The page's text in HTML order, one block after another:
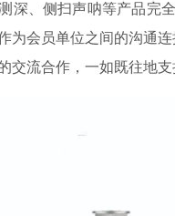
深、侧扫声呐等产品完
为会员单位之间的沟通
交流合作，一如既往地支